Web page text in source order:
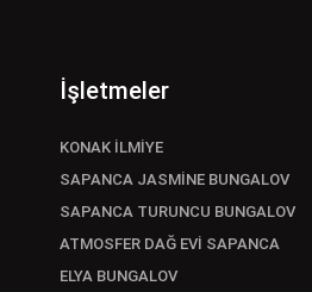
İşletmeler
KONAK İLMİYE
SAPANCA JASMİNE BUNGALOV
SAPANCA TURUNCU BUNGALOV
ATMOSFER DAĞ EVİ SAPANCA
ELYA BUNGALOV